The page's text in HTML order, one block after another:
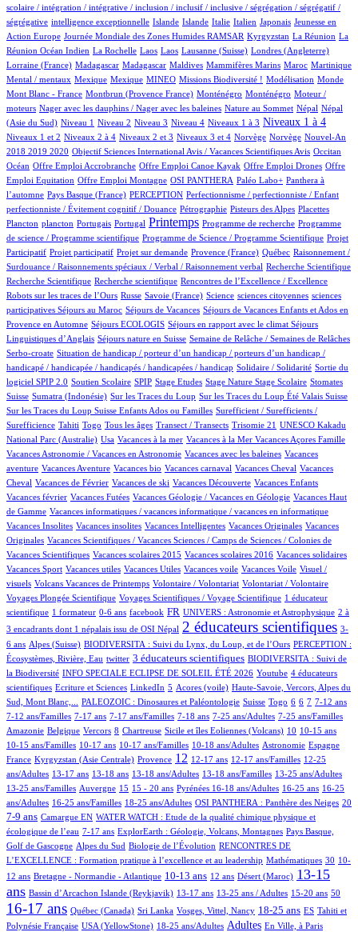
scolaire / intégration / intégrative / inclusion / inclusif / inclusive / ségrégation / ségrégatif /
ségrégative
1/618 intelligence exceptionnelle
9/618 Islande
8/618 Islande
4/618 Italie
37/618 Italien
5/618 Japonais
3/618
Jeunesse en
Action Europe
5/618 Journée Mondiale des Zones Humides RAMSAR
41/618 Kyrgyzstan
5/618 La Réunion
4/618
La
Réunion Océan Indien
1/618 La Rochelle
1/618 Laos
1/618 Laos
7/618 Lausanne (Suisse)
62/618 Londres (Angleterre)
2/618
Lorraine (France)
6/618 Madagascar
6/618 Madagascar
1/618 Maldives
1/618 Mammifères Marins
8/618 Maroc
9/618 Martinique
1/618
Mental / mentaux
1/618 Mexique
1/618 Mexique
21/618 MINEO
30/618 Missions Biodiversité !
1/618 Modélisation
3/618 Monde
1/618
Mont Blanc - France
7/618 Montbrun (Provence France)
8/618 Monténégro
8/618 Monténégro
1/618
Moteur /
moteurs
1/618 Nager avec les dauphins / Nager avec les baleines
2/618 Nature au Sommet
12/618 Népal
12/618
Népal
(Asie du Sud)
9/618 Niveau 1
9/618 Niveau 2
10/618 Niveau 3
54/618 Niveau 4
62/618 Niveaux 1 à 3
275/618 Niveaux 1 à 4
7/618
Niveaux 1 et 2
47/618 Niveaux 2 à 4
9/618 Niveaux 2 et 3
125/618 Niveaux 3 et 4
2/618 Norvège
2/618 Norvège
11/618
Nouvel-An
2018 2019 2020
1/618 Objectif Sciences International Avis / Vacances Scientifiques Avis
6/618 Occitan
87/618
Océan
1/618Offre Emploi Accrobranche
1/618 Offre Emploi Canoe Kayak
1/618 Offre Emploi Drones
1/618
Offre
Emploi Equitation
1/618 Offre Emploi Montagne
47/618 OSI PANTHERA
48/618 Paléo Labo+
46/618
Panthera à
l’automne
3/618 Pays Basque (France)
31/618 PERCEPTION
1/618
Perfectionnisme / perfectionniste / Enfant
perfectionniste / Évitement cognitif / Douance
4/618 Pétrographie
6/618 Pisteurs des Alpes
3/618 Placettes
1/618
Plancton
1/618 plancton
8/618 Portugais
1/618 Portugal
280/618 Printemps
1/618 Programme de recherche
1/618
Programme
de science / Programme scientifique
2/618 Programme de Science / Programme Scientifique
1/618
Projet
Participatif
1/618 Projet participatif
14/618 Projet sur demande
41/618 Provence (France)
3/618 Québec
1/618
Raisonnement /
Surdouance / Raisonnements spéciaux / Verbal / Raisonnement verbal
1/618 Recherche Scientifique
1/618
Recherche Scientifique
1/618 Recherche scientifique
1/618 Rencontres de l’Excellence / Excellence
3/618
Robots sur les traces de l’Ours
41/618 Russe
4/618 Savoie (France)
5/618 Science
1/618 sciences citoyennes
1/618
sciences
participatives
3/618 Séjours au Maroc
40/618 Séjours de Vacances
31/618
Séjours de Vacances Enfants et Ados en
Provence en Automne
3/618 Séjours ECOLOGIS
15/618 Séjours en rapport avec le climat
71/618
Séjours
Linguistiques d’Anglais
8/618 Séjours nature en Suisse
40/618 Semaine de Relâche / Semaines de Relâches
8/618
Serbo-croate
1/618
Situation de handicap / porteur d’un handicap / porteurs d’un handicap /
handicapé / handicapée / handicapés / handicapées / handicap
2/618 Solidaire / Solidarité
3/618
Sortie du
logiciel SPIP 2.0
35/618 Soutien Scolaire
3/618 SPIP
1/618 Stage Etudes
1/618 Stage Nature
5/618 Stage Scolaire
1/618 Stomates
98/618
Suisse
6/618Sumatra (Indonésie)
3/618 Sur les Traces du Loup
7/618 Sur les Traces du Loup Été Valais Suisse
6/618
Sur les Traces du Loup Suisse Enfants Ados ou Familles
1/618
Surefficient / Surefficients /
Surefficience
14/618 Tahiti
6/618 Togo
9/618 Tous les âges
40/618 Transect / Transects
1/618 Trisomie 21
1/618
UNESCO Kakadu
National Parc (Australie)
8/618 Usa
1/618 Vacances à la mer
1/618 Vacances à la Mer
1/618 Vacances Açores Famille
14/618
Vacances Astronomie / Vacances en Astronomie
1/618 Vacances avec les baleines
1/618
Vacances
aventure
5/618 Vacances Aventure
1/618 Vacances bio
1/618 Vacances carnaval
46/618 Vacances Cheval
1/618
Vacances
Cheval
15/618Vacances de Février
1/618 Vacances de ski
1/618 Vacances Découverte
13/618 Vacances Enfants
1/618
Vacances février
2/618 Vacances Futées
16/618 Vacances Géologie / Vacances en Géologie
1/618
Vacances Haut
de Gamme
1/618 Vacances informatiques / vacances informatique / vacances en informatique
1/618
Vacances Insolites
1/618 Vacances insolites
1/618 Vacances Intelligentes
2/618 Vacances Originales
1/618
Vacances
Originales
5/618
Vacances Scientifiques / Vacances Sciences / Camps de Sciences / Colonies de
Vacances Scientifiques
1/618 Vacances scolaires 2015
1/618 Vacances scolaires 2016
1/618 Vacances solidaires
1/618
Vacances Sport
1/618 Vacances utiles
1/618 Vacances Utiles
1/618 Vacances voile
1/618 Vacances Voile
1/618
Visuel /
visuels
6/618Volcans Vacances de Printemps
1/618 Volontaire / Volontariat
1/618 Volontariat / Volontaire
36/618
Voyages Plongée Scientifique
7/618 Voyages Scientifiques / Voyage Scientifique
69/618
1 éducateur
scientifique
4/618 1 formateur
1/618 0-6 ans
9/618 facebook
204/618 FR
18/618 UNIVERS : Astronomie et Astrophysique
6/618
2 à
3 encadrants dont 1 népalais issu de OSI Népal
397/618 2 éducateurs scientifiques
10/618
3-
6 ans
78/618Alpes (Suisse)
32/618 BIODIVERSITA : Suivi du Lynx, du Loup, et de l’Ours
8/618
PERCEPTION :
Écosystèmes, Rivière, Eau
1/618 twitter
158/618 3 éducateurs scientifiques
45/618
BIODIVERSITA : Suivi de
la Biodiversité
35/618 INFO SPECIALE ECLIPSE DE SOLEIL ÉTÉ 2026
1/618 Youtube
23/618
4 éducateurs
scientifiques
1/618 Ecriture et Sciences
1/618 LinkedIn
17/618 5
5/618 Acores (voile)
10/618
Haute-Savoie, Vercors, Alpes du
Sud, Mont Blanc,...
48/618 PALEOZOIC : Dinosaures et Paléontologie
2/618 Suisse
4/618 Togo
1/618 6
26/618 6
42/618 7
11/618 7-12 ans
50/618
7-12 ans/Familles
3/618 7-17 ans
25/618 7-17 ans/Familles
21/618 7-18 ans
2/618 7-25 ans/Adultes
8/618 7-25 ans/Familles
3/618
Amazonie
1/618 Belgique
1/618 Vercors
42/618 8
1/618 Chartreuse
6/618 Sicile et îles Eoliennes (Volcans)
64/618 10
3/618 10-15 ans
1/618
10-15 ans/Familles
11/618 10-17 ans
8/618 10-17 ans/Familles
4/618 10-18 ans/Adultes
37/618 Astronomie
35/618 Espagne
8/618
France
49/618Kyrgyzstan (Asie Centrale)
126/618 Provence
277/618 12
15/618 12-17 ans
2/618 12-17 ans/Familles
1/618
12-25
ans/Adultes
87/618 13-17 ans
7/618 13-18 ans
32/618 13-18 ans/Adultes
7/618 13-18 ans/Familles
1/618 13-25 ans/Adultes
4/618
13-25 ans/Familles
3/618 Auvergne
120/618 15
15/618 15 - 20 ans
38/618 Pyrénées
55/618 16-18 ans/Adultes
2/618 16-25 ans
2/618
16-25
ans/Adultes
2/618 16-25 ans/Familles
12/618 18-25 ans/Adultes
47/618 OSI PANTHERA : Panthère des Neiges
39/618 20
159/618
7-9 ans
2/618 Camargue
119/618 EN
11/618
WATER WATCH : Etude de la qualité chimique physique et
écologique de l’eau
12/618 7-17 ans
29/618 ExplorEarth : Géologie, Volcans, Montagnes
17/618
Pays Basque,
Golf de Gascogne
11/618 Alpes du Sud
3/618 Biologie de l’Évolution
79/618
RENCONTRES DE
L’EXCELLENCE : Formation pratique à l’excellence et au leadership
2/618 Mathématiques
7/618 30
74/618
10-
12 ans
45/618Bretagne - Normandie - Atlantique
142/618 10-13 ans
39/618 12 ans
6/618 Désert (Maroc)
353/618
13-15
ans
1/618Bassin d’Arcachon
13/618 Islande (Reykjavik)
23/618 13-17 ans
13/618 13-25 ans / Adultes
6/618 15-20 ans
2/618 50
429/618
16-17 ans
24/618 Québec (Canada)
2/618 Sri Lanka
9/618 Vosges, Vittel, Nancy
171/618 18-25 ans
36/618 ES
20/618
Tahiti et
Polynésie Française
7/618 USA (YellowStone)
102/618 18-25 ans/Adultes
245/618 Adultes
1/618 En Ville, à Paris
306/618